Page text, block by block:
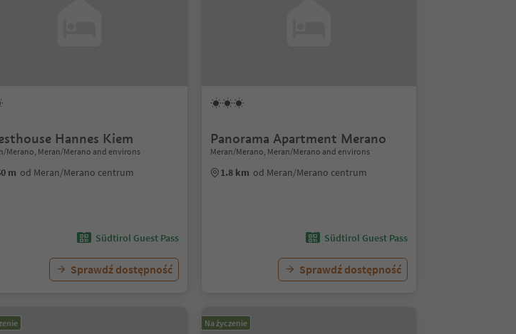
Hannes Kiem
Merano, Meran/Merano and environs
m od Meran/Merano centrum
Südtirol Guest Pass
Sprawdź dostępność
Panorama Apartment Merano
Meran/Merano, Meran/Merano and environs
1.8 km od Meran/Merano centrum
Südtirol Guest Pass
Sprawdź dostępność
Na życzenie